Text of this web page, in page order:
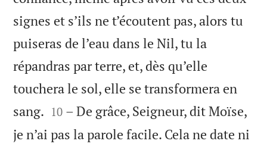
signes et s’ils ne t’écoutent pas, alors tu
puiseras de l’eau dans le Nil, tu la
répandras par terre, et, dès qu’elle
touchera le sol, elle se transformera en
sang. 

10 – De grâce, Seigneur, dit Moïse,
je n’ai pas la parole facile. Cela ne date ni